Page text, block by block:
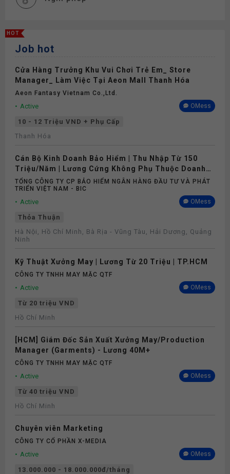
HOT
Job hot
Cửa Hàng Trưởng Khu Vui Chơi Trẻ Em_ Store
Manager_ Làm Việc Tại Aeon Mall Thanh Hóa
Aeon Fantasy Vietnam Co.,ltd.
Active OMess
10 - 12 Triệu VND + Phụ Cấp
Thanh Hóa
Cán Bộ Kinh Doanh Bảo Hiểm | Thu Nhập Từ 150
Triệu/Năm | Lương Cứng Không Phụ Thuộc Doanh
Số
TỔNG CÔNG TY CP BẢO HIỂM NGÂN HÀNG ĐẦU TƯ VÀ PHÁT
TRIỂN VIỆT NAM - BIC
Active OMess
Thỏa Thuận
Hà Nội, Hồ Chí Minh, Bà Rịa - Vũng Tàu, Hải Dương, Quảng
Ninh
Kỹ Thuật Xưởng May | Lương Từ 20 Triệu | TP.HCM
CÔNG TY TNHH MAY MẶC QTF
Active OMess
Từ 20 triệu VND
Hồ Chí Minh
[HCM] Giám Đốc Sản Xuất Xưởng May/Production
Manager (Garments) - Lương 40M+
CÔNG TY TNHH MAY MẶC QTF
Active OMess
Từ 40 triệu VND
Hồ Chí Minh
Chuyên viên Marketing
CÔNG TY CỔ PHẦN X-MEDIA
Active OMess
13.000.000 - 18.000.000đ/tháng